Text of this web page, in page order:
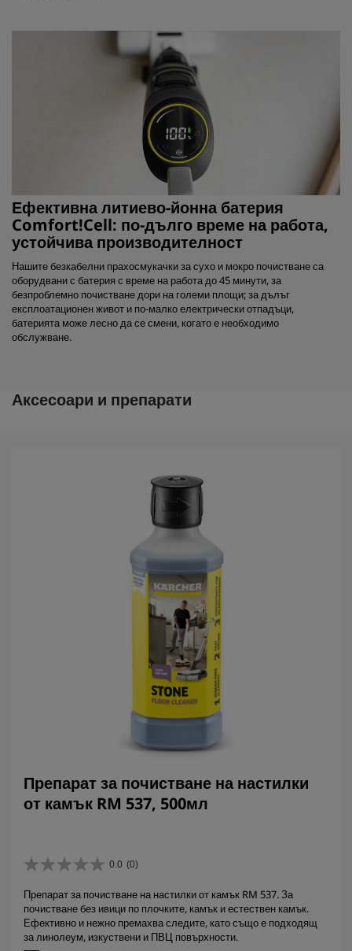
Ефективна литиево-йонна батерия
Comfort!Cell: по-дълго време на работа,
устойчива производителност
Нашите безкабелни прахосмукачки за сухо и мокро почистване са
оборудвани с батерия с време на работа до 45 минути, за
безпроблемно почистване дори на големи площи; за дълъг
експлоатационен живот и по-малко електрически отпадъци,
батерията може лесно да се смени, когато е необходимо
обслужване.
Аксесоари и препарати
Препарат за почистване на настилки
от камък RM 537, 500мл
0.0 (0)
0
0
о
т
5
Препарат за почистване на настилки от камък RM 537. За
почистване без ивици по плочките, камък и естествен камък.
Ефективно и нежно премахва следите, като също е подходящ
за линолеум, изкуствени и ПВЦ повърхности.